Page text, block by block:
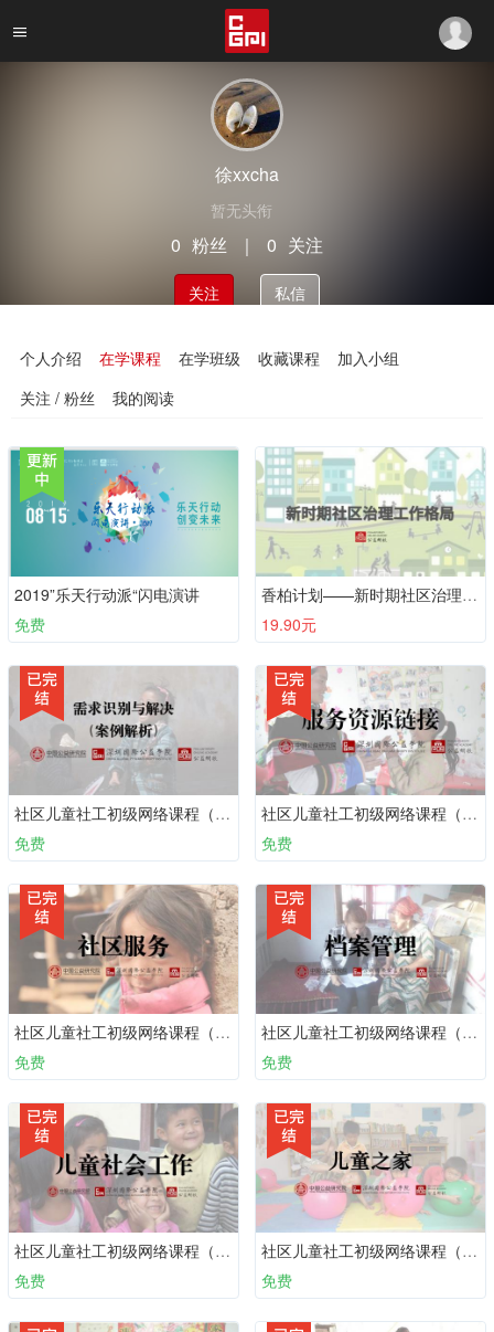
徐xxcha
暂无头衔
0 粉丝 ｜ 0 关注
关注 私信
个人介绍 在学课程 在学班级 收藏课程
加入小组
关注 / 粉丝
我的阅读
2019”乐天行动派“闪电演讲
免费
香柏计划——新时期社区治理工作格局
19.90元
社区儿童社工初级网络课程（必备十课）：第十课 需求识别与解决 （案例解析）
免费
社区儿童社工初级网络课程（必备十课）：第九课 服务资源链接
免费
社区儿童社工初级网络课程（必备十课）：第七课 社区服务
免费
社区儿童社工初级网络课程（必备十课）：第八课 档案管理
免费
社区儿童社工初级网络课程（必备十课）：第三课 儿童社会工作
免费
社区儿童社工初级网络课程（必备十课）：第六课 儿童之家
免费